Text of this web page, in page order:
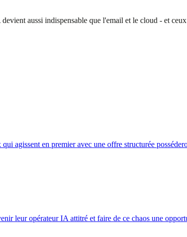
aussi indispensable que l'email et le cloud - et
agissent en premier avec une offre structurée
leur opérateur IA attitré et faire de ce chaos une